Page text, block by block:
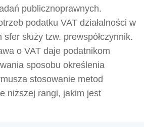
publicznoprawnych.
podatku VAT działalności w
służy tzw. prewspółczynnik.
o VAT daje podatnikom
sposobu określenia
stosowanie metod
niższej rangi, jakim jest